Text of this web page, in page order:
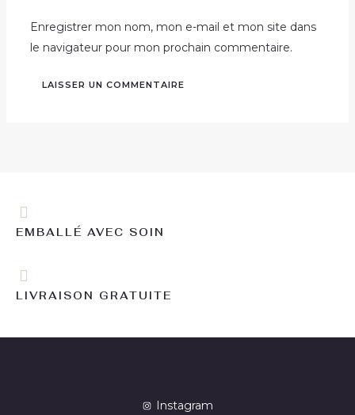
Enregistrer mon nom, mon e-mail et mon site dans
le navigateur pour mon prochain commentaire.
EMBALLÉ AVEC SOIN
LIVRAISON GRATUITE
Instagram